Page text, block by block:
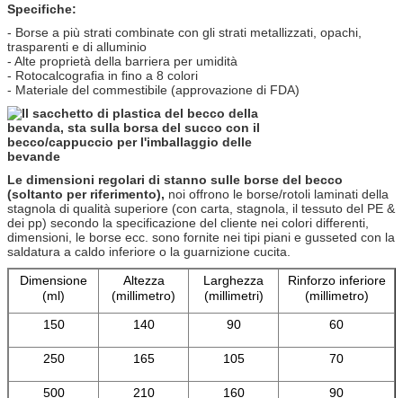
Specifiche:
- Borse a più strati combinate con gli strati metallizzati, opachi,
trasparenti e di alluminio
- Alte proprietà della barriera per umidità
- Rotocalcografia in fino a 8 colori
- Materiale del commestibile (approvazione di FDA)
Le dimensioni regolari di stanno sulle borse del becco
(soltanto per riferimento), noi offrono le borse/rotoli laminati della
stagnola di qualità superiore (con carta, stagnola, il tessuto del PE &
dei pp) secondo la specificazione del cliente nei colori differenti,
dimensioni, le borse ecc. sono fornite nei tipi piani e gusseted con la
saldatura a caldo inferiore o la guarnizione cucita.
Dimensione
(ml)
Altezza
(millimetro)
Larghezza
(millimetri)
Rinforzo inferiore
(millimetro)
150
140 90 60
250 165 105 70
500 210 160 90